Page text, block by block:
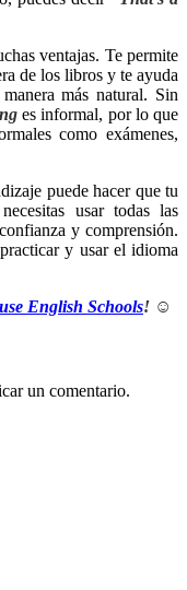
ventajas. Te permite
de los libros y te ayuda
más natural. Sin
es informal, por lo que
como exámenes,
puede hacer que tu
usar todas las
y comprensión.
y usar el idioma
English Schools! ☺
un comentario.